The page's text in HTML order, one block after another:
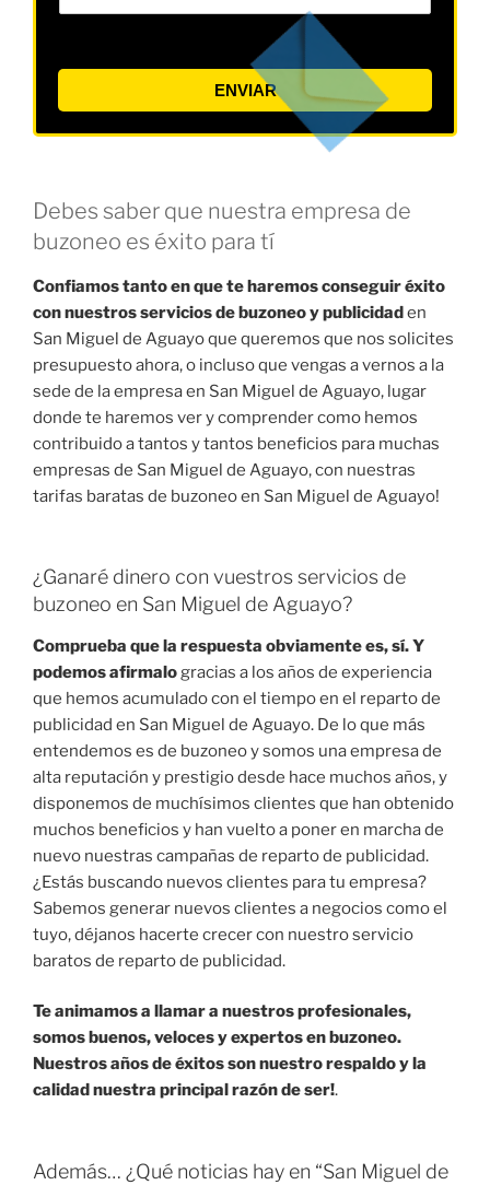
ENVIAR
Debes saber que nuestra empresa de
buzoneo es éxito para tí
Confiamos tanto en que te haremos conseguir éxito
con nuestros servicios de buzoneo y publicidaden
San Miguel de Aguayo que queremos que nos solicites
presupuesto ahora, o incluso que vengas a vernos a la
sede de la empresa en San Miguel de Aguayo, lugar
donde te haremos ver y comprender como hemos
contribuido a tantos y tantos beneficios para muchas
empresas de San Miguel de Aguayo, con nuestras
tarifas baratas de buzoneo en San Miguel de Aguayo!
¿Ganaré dinero con vuestros servicios de
buzoneo en San Miguel de Aguayo?
Comprueba que la respuesta obviamente es, sí. Y
podemos afirmalogracias a los años de experiencia
que hemos acumulado con el tiempo en el reparto de
publicidad en San Miguel de Aguayo. De lo que más
entendemos es de buzoneo y somos una empresa de
alta reputación y prestigio desde hace muchos años, y
disponemos de muchísimos clientes que han obtenido
muchos beneficios y han vuelto a poner en marcha de
nuevo nuestras campañas de reparto de publicidad.
¿Estás buscando nuevos clientes para tu empresa?
Sabemos generar nuevos clientes a negocios como el
tuyo, déjanos hacerte crecer con nuestro servicio
baratos de reparto de publicidad.
Te animamos a llamar a nuestros profesionales,
somos buenos, veloces y expertos en buzoneo.
Nuestros años de éxitos son nuestro respaldo y la
calidad nuestra principal razón de ser!.
Además… ¿Qué noticias hay en “San Miguel de